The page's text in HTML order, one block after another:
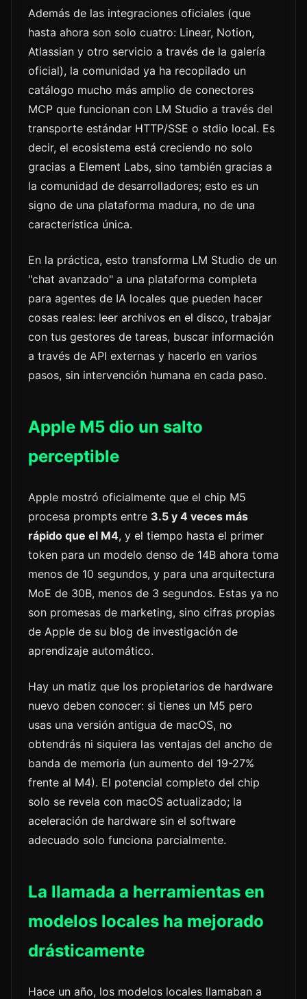
Además de las integraciones oficiales (que
hasta ahora son solo cuatro: Linear, Notion,
Atlassian y otro servicio a través de la galería
oficial), la comunidad ya ha recopilado un
catálogo mucho más amplio de conectores
MCP que funcionan con LM Studio a través del
transporte estándar HTTP/SSE o stdio local. Es
decir, el ecosistema está creciendo no solo
gracias a Element Labs, sino también gracias a
la comunidad de desarrolladores; esto es un
signo de una plataforma madura, no de una
característica única.
En la práctica, esto transforma LM Studio de un
"chat avanzado" a una plataforma completa
para agentes de IA locales que pueden hacer
cosas reales: leer archivos en el disco, trabajar
con tus gestores de tareas, buscar información
a través de API externas y hacerlo en varios
pasos, sin intervención humana en cada paso.
Apple M5 dio un salto
perceptible
Apple mostró oficialmente que el chip M5
procesa prompts entre 3.5 y 4 veces más
rápido que el M4, y el tiempo hasta el primer
token para un modelo denso de 14B ahora toma
menos de 10 segundos, y para una arquitectura
MoE de 30B, menos de 3 segundos. Estas ya no
son promesas de marketing, sino cifras propias
de Apple de su blog de investigación de
aprendizaje automático.
Hay un matiz que los propietarios de hardware
nuevo deben conocer: si tienes un M5 pero
usas una versión antigua de macOS, no
obtendrás ni siquiera las ventajas del ancho de
banda de memoria (un aumento del 19-27%
frente al M4). El potencial completo del chip
solo se revela con macOS actualizado; la
aceleración de hardware sin el software
adecuado solo funciona parcialmente.
La llamada a herramientas en
modelos locales ha mejorado
drásticamente
Hace un año, los modelos locales llamaban a